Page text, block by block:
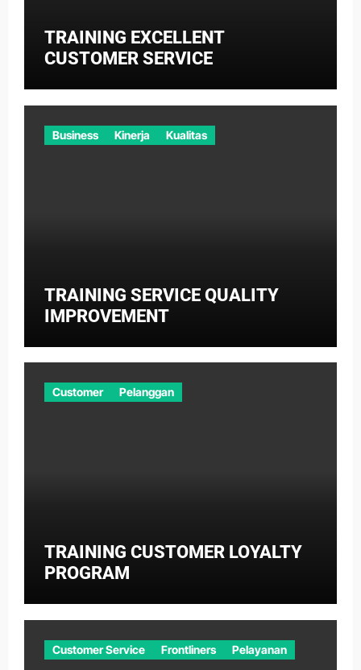
TRAINING EXCELLENT
CUSTOMER SERVICE
Business Kinerja Kualitas
TRAINING SERVICE QUALITY
IMPROVEMENT
Customer Pelanggan
TRAINING CUSTOMER LOYALTY
PROGRAM
Customer Service Frontliners Pelayanan